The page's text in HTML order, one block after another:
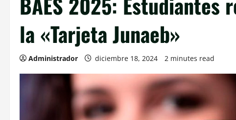
la «Tarjeta Junaeb»
Administrador diciembre 18, 2024 2 minutes read